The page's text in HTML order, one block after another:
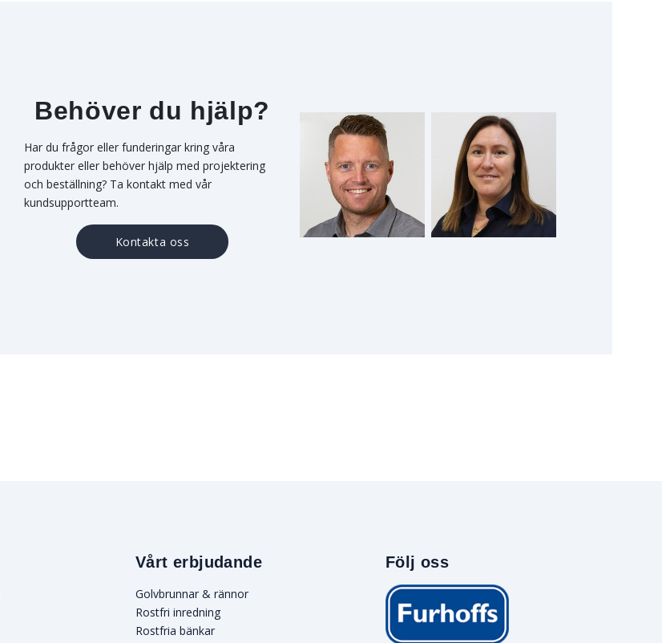
Behöver du hjälp?
Har du frågor eller funderingar kring våra
produkter eller behöver hjälp med projektering
och beställning? Ta kontakt med vår
kundsupportteam.
Kontakta oss
Vårt erbjudande
Golvbrunnar & rännor
Rostfri inredning
Rostfria bänkar
Följ oss